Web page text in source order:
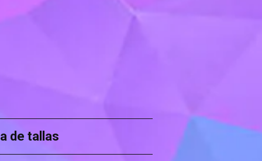
de tallas